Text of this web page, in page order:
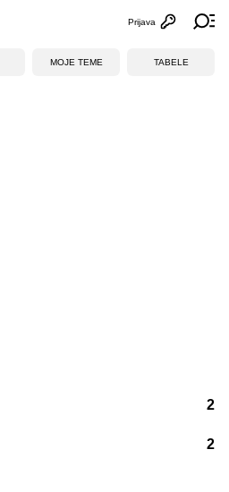
Otvori
Prijava
MOJE TEME TABELE
2
2